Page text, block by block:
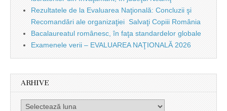
Rezultatele de la Evaluarea Naţională: Concluzii şi
Recomandări ale organizaţiei Salvaţi Copiii România
Bacalaureatul românesc, în faţa standardelor globale
Examenele verii – EVALUAREA NAŢIONALĂ 2026
ARHIVE
Arhive